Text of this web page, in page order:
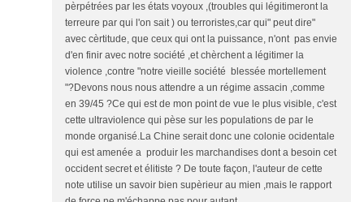
pèrpétrées par les états voyoux ,(troubles qui légitimeront la
terreure par qui l'on sait ) ou terroristes,car qui" peut dire"
avec cèrtitude, que ceux qui ont la puissance, n'ont pas envie
d'en finir avec notre société ,et chèrchent a légitimer la
violence ,contre "notre vieille société blessée mortellement
"?Devons nous nous attendre a un régime assacin ,comme
en 39/45 ?Ce qui est de mon point de vue le plus visible, c'est
cette ultraviolence qui pèse sur les populations de par le
monde organisé.La Chine serait donc une colonie ocidentale
qui est amenée a produir les marchandises dont a besoin cet
occident secret et élitiste ? De toute façon, l'auteur de cette
note utilise un savoir bien supèrieur au mien ,mais le rapport